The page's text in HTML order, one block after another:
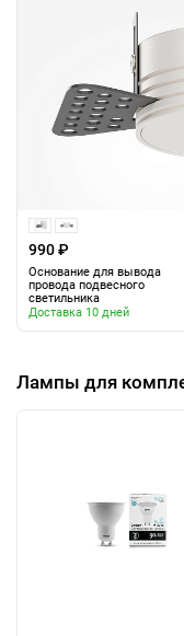
990 ₽
Основание для вывода
провода подвесного
светильника
Доставка 10 дней
Лампы для